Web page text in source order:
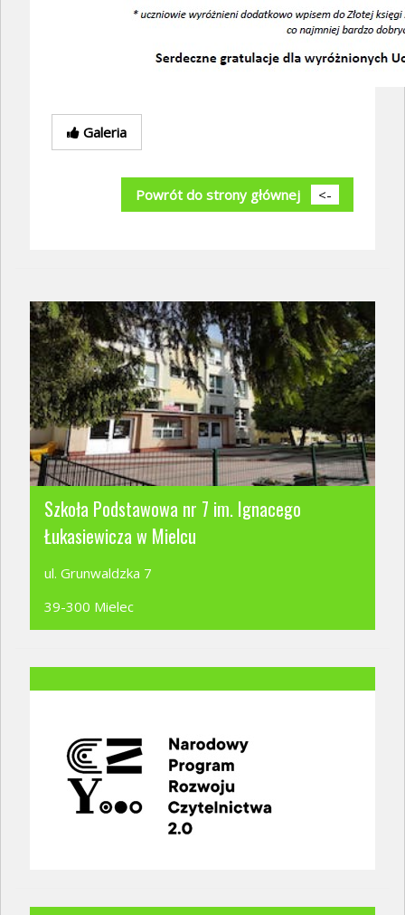
Galeria
Powrót do strony głównej <-
Szkoła Podstawowa nr 7 im. Ignacego
Łukasiewicza w Mielcu
ul. Grunwaldzka 7
39-300 Mielec